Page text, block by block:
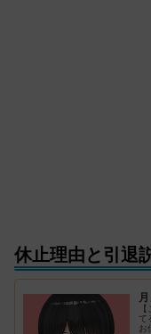
休止理由と引退
て
お